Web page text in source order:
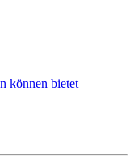
können bietet